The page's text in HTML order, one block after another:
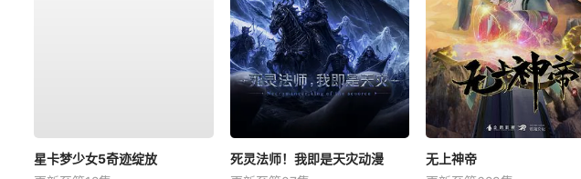
星卡梦少女5奇迹绽放
死灵法师！我即是天灾动漫
无上神帝